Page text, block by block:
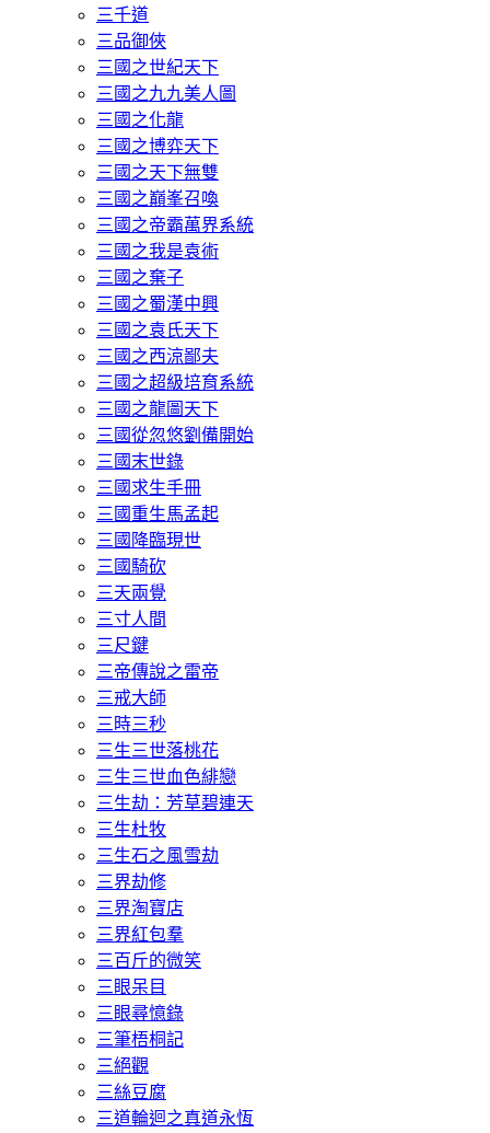
三千道
三品御俠
三國之世紀天下
三國之九九美人圖
三國之化龍
三國之博弈天下
三國之天下無雙
三國之巔峯召喚
三國之帝霸萬界系統
三國之我是袁術
三國之棄子
三國之蜀漢中興
三國之袁氏天下
三國之西涼鄙夫
三國之超級培育系統
三國之龍圖天下
三國從忽悠劉備開始
三國末世錄
三國求生手冊
三國重生馬孟起
三國降臨現世
三國騎砍
三天兩覺
三寸人間
三尺鍵
三帝傳說之雷帝
三戒大師
三時三秒
三生三世落桃花
三生三世血色緋戀
三生劫：芳草碧連天
三生杜牧
三生石之風雪劫
三界劫修
三界淘寶店
三界紅包羣
三百斤的微笑
三眼呆目
三眼尋憶錄
三筆梧桐記
三絕觀
三絲豆腐
三道輪迴之真道永恆